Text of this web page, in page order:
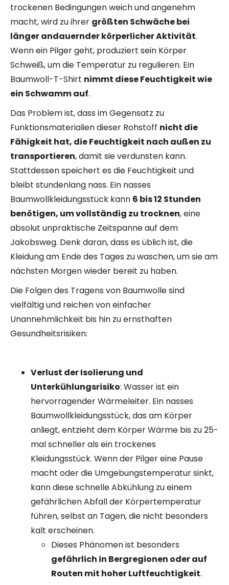
trockenen Bedingungen weich und angenehm
macht, wird zu ihrer größten Schwäche bei
länger andauernder körperlicher Aktivität.
Wenn ein Pilger geht, produziert sein Körper
Schweiß, um die Temperatur zu regulieren. Ein
Baumwoll-T-Shirt nimmt diese Feuchtigkeit wie
ein Schwamm auf.
Das Problem ist, dass im Gegensatz zu
Funktionsmaterialien dieser Rohstoff nicht die
Fähigkeit hat, die Feuchtigkeit nach außen zu
transportieren, damit sie verdunsten kann.
Stattdessen speichert es die Feuchtigkeit und
bleibt stundenlang nass. Ein nasses
Baumwollkleidungsstück kann 6 bis 12 Stunden
benötigen, um vollständig zu trocknen, eine
absolut unpraktische Zeitspanne auf dem
Jakobsweg. Denk daran, dass es üblich ist, die
Kleidung am Ende des Tages zu waschen, um sie am
nächsten Morgen wieder bereit zu haben.
Die Folgen des Tragens von Baumwolle sind
vielfältig und reichen von einfacher
Unannehmlichkeit bis hin zu ernsthaften
Gesundheitsrisiken:
Verlust der Isolierung und
Unterkühlungsrisiko: Wasser ist ein
hervorragender Wärmeleiter. Ein nasses
Baumwollkleidungsstück, das am Körper
anliegt, entzieht dem Körper Wärme bis zu 25-
mal schneller als ein trockenes
Kleidungsstück. Wenn der Pilger eine Pause
macht oder die Umgebungstemperatur sinkt,
kann diese schnelle Abkühlung zu einem
gefährlichen Abfall der Körpertemperatur
führen, selbst an Tagen, die nicht besonders
kalt erscheinen.
Dieses Phänomen ist besonders
gefährlich in Bergregionen oder auf
Routen mit hoher Luftfeuchtigkeit.